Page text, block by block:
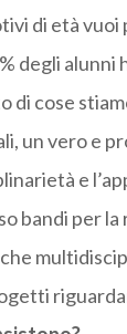
di età
degli
di cose
un vero e
e
bandi per